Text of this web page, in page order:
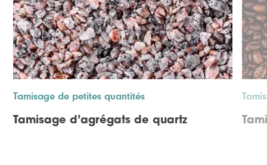
Tamisage de petites quantités
Tamisage d’agrégats de quartz